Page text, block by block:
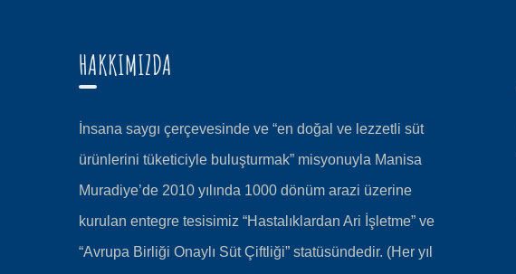
HAKKIMIZDA
İnsana saygı çerçevesinde ve “en doğal ve lezzetli süt
ürünlerini tüketiciyle buluşturmak” misyonuyla Manisa
Muradiye’de 2010 yılında 1000 dönüm arazi üzerine
kurulan entegre tesisimiz “Hastalıklardan Ari İşletme” ve
“Avrupa Birliği Onaylı Süt Çiftliği” statüsündedir. (Her yıl